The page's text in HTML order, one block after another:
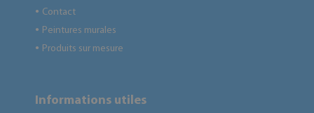
● Contact
● Peintures murales
● Produits sur mesure
Informations utiles